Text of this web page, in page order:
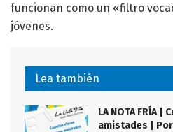
funcionan como un «filtro
jóvenes.
Lea también
LA NOTA FRÍA
amistades |